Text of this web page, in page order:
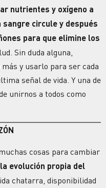
nutrientes y oxígeno a
sangre circule y después
para que elimine los
Sin duda alguna,
y usarlo para ser cada
señal de vida. Y una de
unirnos a todos como
cosas para cambiar
la evolución propia del
chatarra, disponibilidad